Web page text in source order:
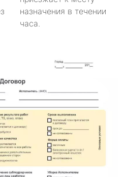
назначения в течении
часа.